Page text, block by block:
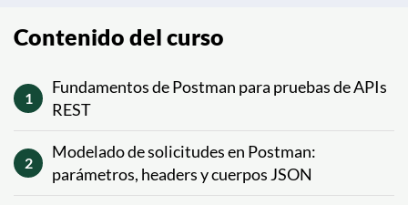
Contenido del curso
1
Fundamentos de Postman para pruebas de APIs
REST
2
Modelado de solicitudes en Postman:
parámetros, headers y cuerpos JSON